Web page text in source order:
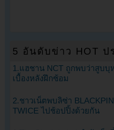
5 อันดับข่าว HOT ป
1.แฮชาน NCT ถูกพบว่าสูบบุ
เบื้องหลังฝึกซ้อม
2.ชาวเน็ตพบลิซ่า
TWICE ไปช้อปปิ้งด้วยกัน